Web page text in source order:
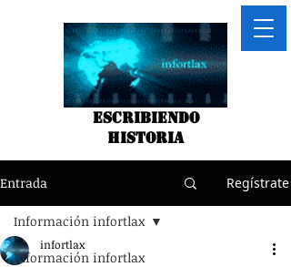
Escribiendo
historia
Entrada Regístrate
Información infortlax
Información infortlax
infortlax